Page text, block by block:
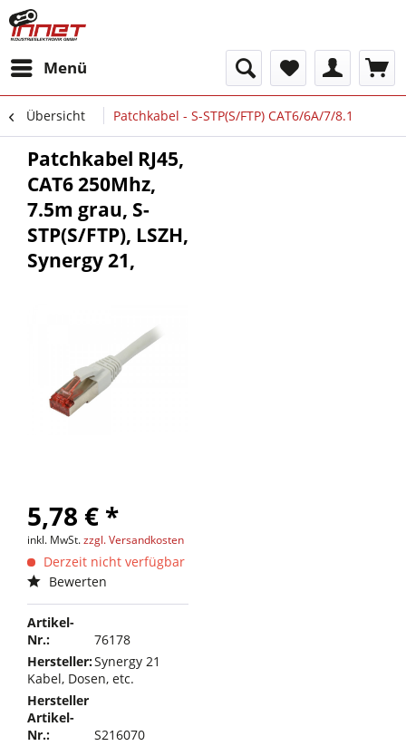
Menü
Übersicht Patchkabel - S-STP(S/FTP) CAT6/6A/7/8.1
Patchkabel RJ45,
CAT6 250Mhz,
7.5m grau, S-
STP(S/FTP), LSZH,
Synergy 21,
5,78 € *
inkl. MwSt.zzgl. Versandkosten
Derzeit nicht verfügbar
Bewerten
Artikel-
Nr.:
76178
Hersteller:Synergy 21
Kabel, Dosen, etc.
Hersteller
Artikel-
Nr.:
S216070